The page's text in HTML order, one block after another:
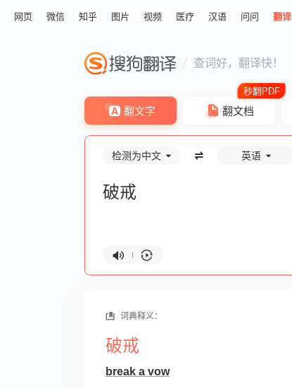
网页 微信 知乎 图片 视频 医疗 汉语 问问 翻译
查词好，翻译快！
翻文字 翻文档
检测为中文 英语
词典释义：
破戒
break a vow